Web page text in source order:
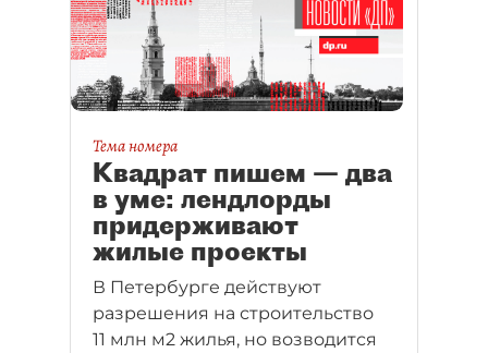
Тема номера
Квадрат пишем — два
в уме: лендлорды
придерживают
жилые проекты
В Петербурге действуют
разрешения на строительство
11 млн м2 жилья, но возводится